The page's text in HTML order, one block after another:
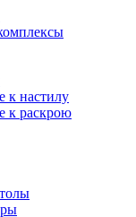
к настилу
к раскрою